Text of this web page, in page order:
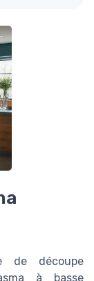
de découpe
à basse